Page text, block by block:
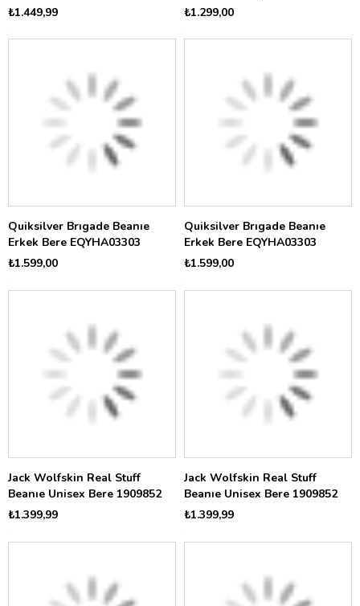
₺1.449,99
₺1.299,00
Quiksilver Brıgade Beanıe
Erkek Bere EQYHA03303
₺1.599,00
Quiksilver Brıgade Beanıe
Erkek Bere EQYHA03303
₺1.599,00
Jack Wolfskin Real Stuff
Beanıe Unisex Bere 1909852
₺1.399,99
Jack Wolfskin Real Stuff
Beanıe Unisex Bere 1909852
₺1.399,99